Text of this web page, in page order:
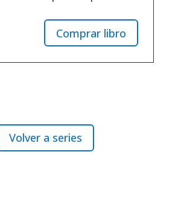
Comprar libro
Volver a series